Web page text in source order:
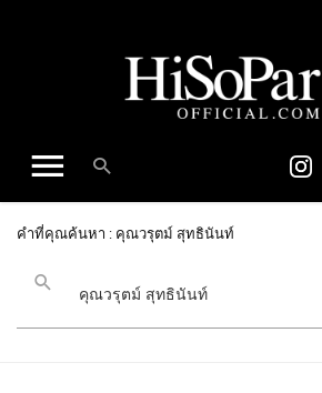
คำที่คุณค้นหา : คุณวรุตม์ สุทธินันท์